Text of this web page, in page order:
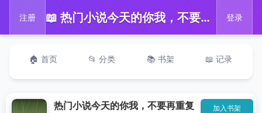
注册 📖 热门小说今天的你我，不要再重复昨天的故事(陆知薇顾行川)精选章节阅读-今天的你我，不要再重复昨天的故事陆知薇顾行川 登录
🏠 首页 📂 分类 📚 书架 📖 记录
热门小说今天的你我，不要再重复
加入书架